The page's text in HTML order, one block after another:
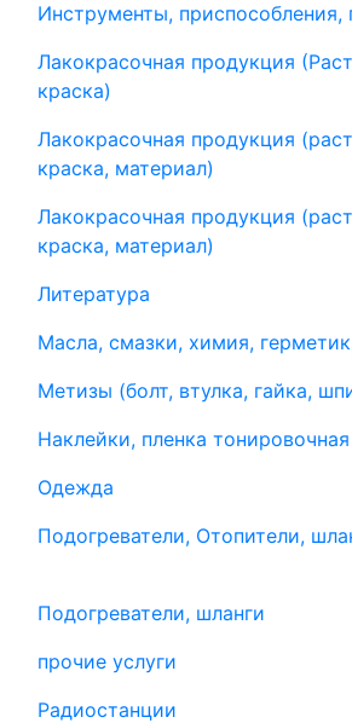
Инструменты, приспособления,
Лакокрасочная продукция
краска)
Лакокрасочная продукция
краска, материал)
Лакокрасочная продукция
краска, материал)
Литература
Масла, смазки, химия,
Метизы (болт, втулка, гайка,
Наклейки, пленка тонировочная
Одежда
Подогреватели, Отопители,
Подогреватели, шланги
прочие услуги
Радиостанции